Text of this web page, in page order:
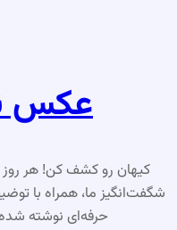
عکس
کیهان رو کشف کن! هر
شگفت‌انگیز ما، همراه با
حرفه‌ای نوشته